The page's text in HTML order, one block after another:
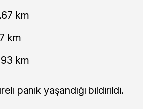
km
km
km
panik yaşandığı bildirildi.